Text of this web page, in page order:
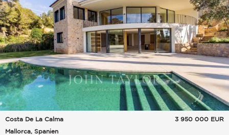
Costa De La Calma
Mallorca, Spanien
3 950 000 EUR